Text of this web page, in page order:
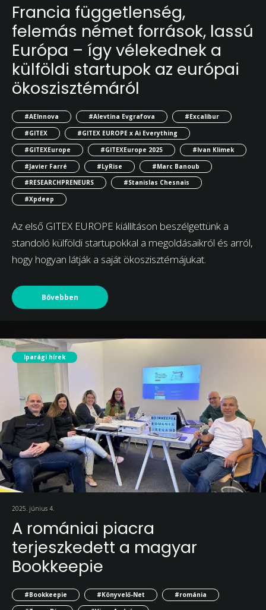
Francia függetlenség,
felemás német források, lassú
Európa – így vélekednek a
külföldi startupok az európai
ökoszisztémáról
#AEInnova #Alevtina Evgrafova
#Excalibur
#GITEX
#GITEX EUROPE x Ai Everything
#GITEXEurope
#GITEXEurope 2025
#Ivan Klimek
#Javier Farré
#LyRise
#Marc Banoub
#RESEARCHPRENEURS
#Stanislas Chesnais
#Xpdeep
Az első GITEX EUROPE kiállításon beszélgettünk a
standoló külföldi startupokkal a megoldásaikról és arról,
hogy hogyan látják a saját ökoszisztémájukat.
Bővebben
Iparági hírek
2025. június 4.
A romániai piacra
terjeszkedett a magyar
Bookkeepie
#Bookkeepie #Könyvelő-Net
#románia